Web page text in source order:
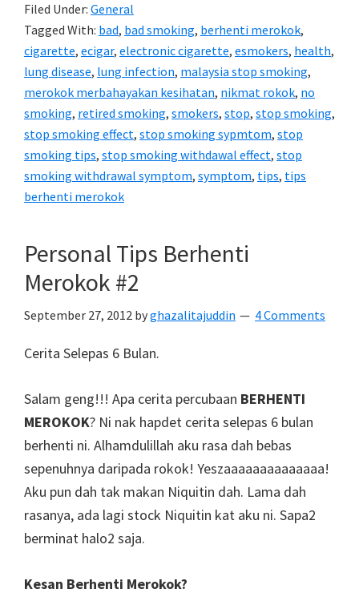
Filed Under: General
Tagged With: bad, bad smoking, berhenti merokok,
cigarette, ecigar, electronic cigarette, esmokers, health,
lung disease, lung infection, malaysia stop smoking,
merokok merbahayakan kesihatan, nikmat rokok, no
smoking, retired smoking, smokers, stop, stop smoking,
stop smoking effect, stop smoking sypmtom, stop
smoking tips, stop smoking withdawal effect, stop
smoking withdrawal symptom, symptom, tips, tips
berhenti merokok
Personal Tips Berhenti
Merokok #2
September 27, 2012 byghazalitajuddin 4 Comments
Cerita Selepas 6 Bulan.
Salam geng!!! Apa cerita percubaan BERHENTI
MEROKOK? Ni nak hapdet cerita selepas 6 bulan
berhenti ni. Alhamdulillah aku rasa dah bebas
sepenuhnya daripada rokok! Yeszaaaaaaaaaaaaaa!
Aku pun dah tak makan Niquitin dah. Lama dah
rasanya, ada lagi stock Niquitin kat aku ni. Sapa2
berminat halo2 saja.
Kesan Berhenti Merokok?